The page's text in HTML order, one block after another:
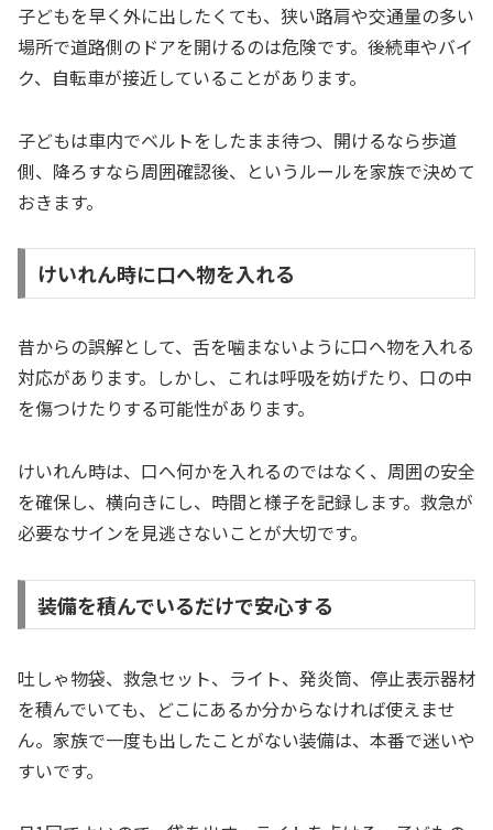
子どもを早く外に出したくても、狭い路肩や交通量の多い
場所で道路側のドアを開けるのは危険です。後続車やバイ
ク、自転車が接近していることがあります。
子どもは車内でベルトをしたまま待つ、開けるなら歩道
側、降ろすなら周囲確認後、というルールを家族で決めて
おきます。
けいれん時に口へ物を入れる
昔からの誤解として、舌を噛まないように口へ物を入れる
対応があります。しかし、これは呼吸を妨げたり、口の中
を傷つけたりする可能性があります。
けいれん時は、口へ何かを入れるのではなく、周囲の安全
を確保し、横向きにし、時間と様子を記録します。救急が
必要なサインを見逃さないことが大切です。
装備を積んでいるだけで安心する
吐しゃ物袋、救急セット、ライト、発炎筒、停止表示器材
を積んでいても、どこにあるか分からなければ使えませ
ん。家族で一度も出したことがない装備は、本番で迷いや
すいです。